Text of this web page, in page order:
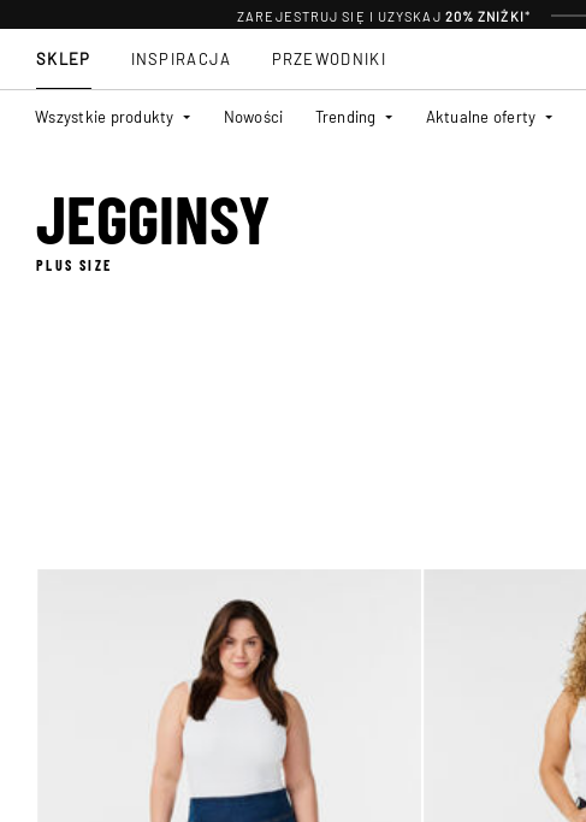
ZAREJESTRUJ SIĘ I UZYSKAJ 20% ZNIŻKI*
SKLEP
Wszystkie produkty Nowości Trending Aktualne oferty
INSPIRACJA PRZEWODNIKI
JEGGINSY
PLUS SIZE